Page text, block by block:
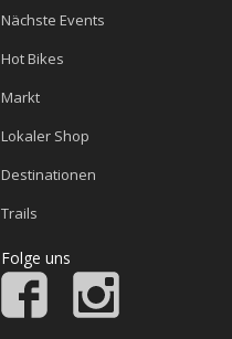
Nächste Events
Hot Bikes
Markt
Lokaler Shop
Destinationen
Trails
Folge uns